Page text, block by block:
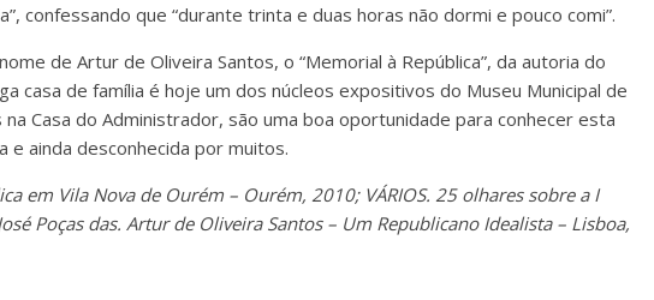
confessando que “durante trinta e duas horas não dormi e pouco comi”.
de Artur de Oliveira Santos, o “Memorial à República”, da autoria do
casa de família é hoje um dos núcleos expositivos do Museu Municipal de
Casa do Administrador, são uma boa oportunidade para conhecer esta
e ainda desconhecida por muitos.
em Vila Nova de Ourém – Ourém, 2010; VÁRIOS. 25 olhares sobre a I
Poças das. Artur de Oliveira Santos – Um Republicano Idealista – Lisboa,